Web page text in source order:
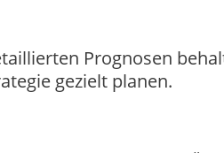
Prognosen
gezielt planen.